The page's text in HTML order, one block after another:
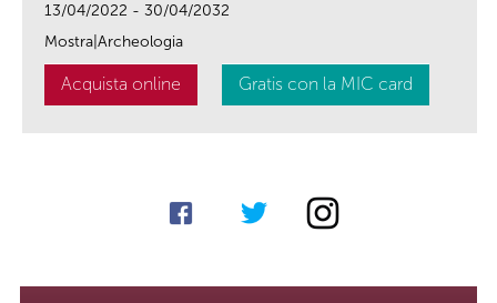
13/04/2022 - 30/04/2032
Mostra|Archeologia
Acquista online Gratis con la MIC card